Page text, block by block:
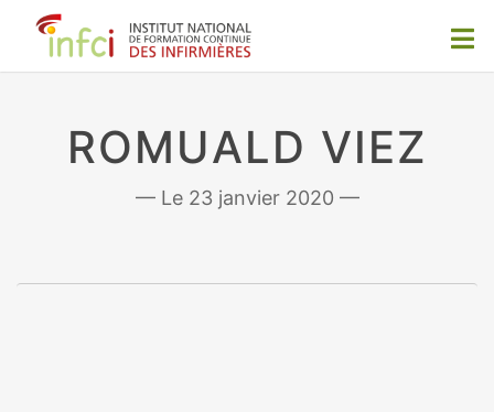
ROMUALD VIEZ
23 janvier 2020